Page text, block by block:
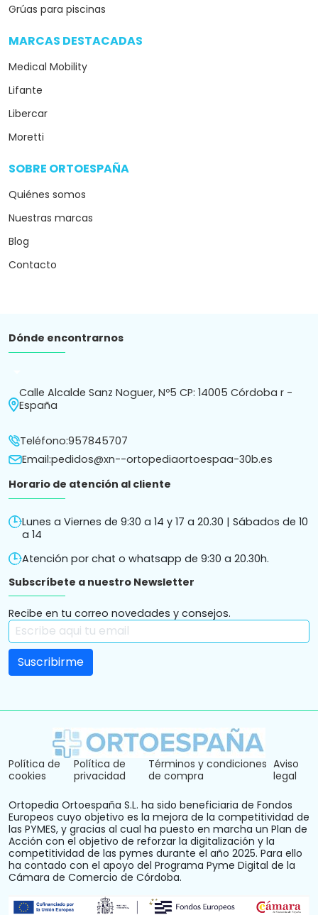
Grúas para piscinas
MARCAS DESTACADAS
Medical Mobility
Lifante
Libercar
Moretti
SOBRE ORTOESPAÑA
Quiénes somos
Nuestras marcas
Blog
Contacto
Dónde encontrarnos
Calle Alcalde Sanz Noguer, Nº5 CP: 14005 Córdoba r -
España
Teléfono:957845707
Email:pedidos@xn--ortopediaortoespaa-30b.es
Horario de atención al cliente
Lunes a Viernes de 9:30 a 14 y 17 a 20.30 | Sábados de 10
a 14
Atención por chat o whatsapp de 9:30 a 20.30h.
Subscríbete a nuestro Newsletter
Recibe en tu correo novedades y consejos.
Política de
cookies
Política de
privacidad
Términos y condiciones
de compra
Aviso
legal
Ortopedia Ortoespaña S.L. ha sido beneficiaria de Fondos
Europeos cuyo objetivo es la mejora de la competitividad de
las PYMES, y gracias al cual ha puesto en marcha un Plan de
Acción con el objetivo de reforzar la digitalización y la
competitividad de las pymes durante el año 2025. Para ello
ha contado con el apoyo del Programa Pyme Digital de la
Cámara de Comercio de Córdoba.